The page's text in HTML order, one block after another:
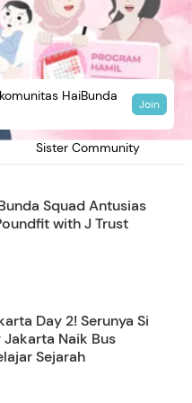
Sister Community
HaiBunda
Join
Squad Antusias
with J Trust
Day 2! Serunya Si
Jakarta Naik Bus
Sejarah